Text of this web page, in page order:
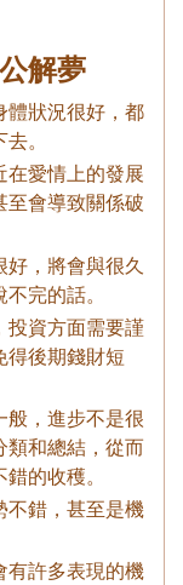
解夢
體狀況很好，都
。
在愛情上的發展
至會導致關係破
，將會與很久
完的話。
投資方面需要謹
得後期錢財短
般，進步不是很
類和總結，從而
的收穫。
不錯，甚至是機
有許多表現的機